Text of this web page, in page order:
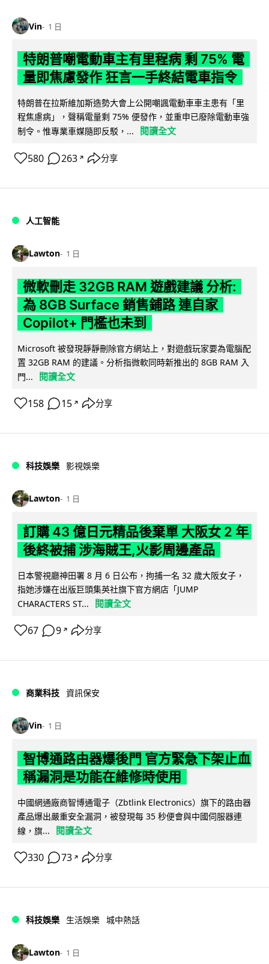
Vin 1 日
特朗普嘲電動車主有里程病 剩 75% 電
量即焦慮發作 狂言一手終結電車指令
特朗普在拉斯維加斯造勢大會上公開嘲諷電動車車主患有「里
程焦慮病」，聲稱電量剩 75% 便發作，並重申已廢除電動車強
制令。惟專業車媒隨即反駁，...
閱讀全文
580 263 ↗ 分享
人工智能
Lawton 1 日
微軟刪走 32GB RAM 遊戲建議 分析:
為 8GB Surface 銷售鋪路 連自家
Copilot+ 門檻也未到
Microsoft 被發現靜靜刪除官方網站上，對遊戲玩家要為電腦配
置 32GB RAM 的建議。分析指微軟同時新推出的 8GB RAM 入
門...
閱讀全文
158 15 ↗ 分享
科技娛樂 影視娛樂
Lawton 1 日
訂購 43 億日元精品後棄單 大阪女 2 年
後終被捕 涉海賊王,火影周邊產品
日本警視廳神田署 8 月 6 日公布，拘捕一名 32 歲大阪女子，
指她涉嫌在出版巨頭集英社旗下官方網店「JUMP
CHARACTERS ST...
閱讀全文
67 9 ↗ 分享
商業科技 資訊保安
Vin 1 日
智博通路由器爆後門 官方緊急下架止血
稱漏洞是功能在維修時使用
中國網通廠商智博通電子（Zbtlink Electronics）旗下的路由器
產品爆出嚴重安全漏洞，被發現每 35 秒便會與中國伺服器連
線，旗...
閱讀全文
330 73 ↗ 分享
科技娛樂 生活娛樂 城中熱話
Lawton 1 日